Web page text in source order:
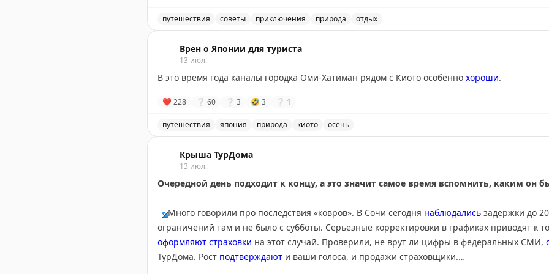
посетив малые города вроде Вавы или Муз-Джо. Если спешите — США справедливо
оставить место для неожиданных открытий.
Points Miles and Bling
путешествия советы приключения природа отдых
Врен о Японии для туриста
13 июл.
В это время года каналы городка Оми-Хатиман рядом с Киото особенно хороши.
❤ 228 ❔ 60 ❔ 3 🤣 3 ❔ 1
путешествия япония природа киото осень
Крыша ТурДома
13 июл.
Очередной день подходит к концу, а это значит самое время вспомнить, каким он
🔹Много говорили про последствия «ковров». В Сочи сегодня наблюдались задержки до
ограничений там и не было с субботы. Серьезные корректировки в графиках приводят к
оформляют страховки на этот случай. Проверили, не врут ли цифры в федеральных СМИ,
ТурДома. Рост подтверждают и ваши голоса, и продажи страховщики.